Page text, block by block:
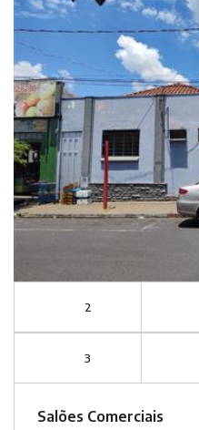
2
3
Salões Comerciais